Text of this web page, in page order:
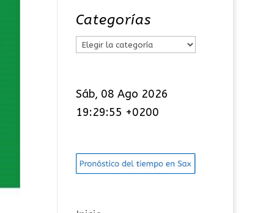
Categorías
C
e
g
r
í
s
Sáb, 08 Ago 2026
19:29:56 +0200